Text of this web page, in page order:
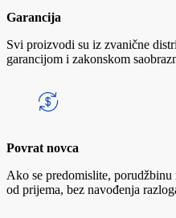
Garancija
Svi proizvodi su iz zvanične
garancijom i zakonskom
Povrat novca
Ako se predomislite,
od prijema, bez navođenja